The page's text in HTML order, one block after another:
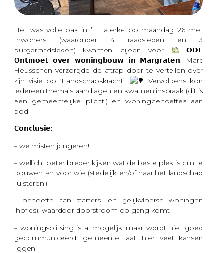
Het was volle bak in ’t Flaterke op maandag 26 mei!
Inwoners (waaronder 4 raadsleden en 3
burgerraadsleden) kwamen bijeen voor
𝗢𝗗𝗘
𝗢𝗻𝘁𝗺𝗼𝗲𝘁 𝗼𝘃𝗲𝗿 𝘄𝗼𝗻𝗶𝗻𝗴𝗯𝗼𝘂𝘄 𝗶𝗻 𝗠𝗮𝗿𝗴𝗿𝗮𝘁𝗲𝗻. Marc
Heusschen verzorgde de aftrap door te vertellen over
zijn visie op ‘Landschapskracht’.
Vervolgens kon
iedereen thema’s aandragen en kwamen inspraak (dit is
een gemeentelijke plicht!) en woningbehoeftes aan
bod.
𝗖𝗼𝗻𝗰𝗹𝘂𝘀𝗶𝗲:
– we misten jongeren!
– wellicht beter breder kijken wat de beste plek is om te
bouwen en voor wie (stedelijk en/of naar het landschap
‘luisteren’)
– behoefte aan starters- en gelijkvloerse woningen
(hofjes), waardoor doorstroom op gang komt
– woningsplitsing is al mogelijk, maar wordt niet goed
gecommuniceerd, gemeente laat hier veel kansen
liggen